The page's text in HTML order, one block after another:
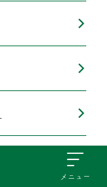
メニュー